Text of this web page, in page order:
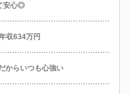
安心◎
収634万円
からいつも心強い